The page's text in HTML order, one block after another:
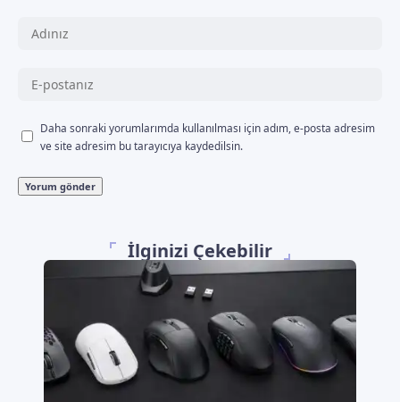
Daha sonraki yorumlarımda kullanılması için adım, e-posta adresim
ve site adresim bu tarayıcıya kaydedilsin.
İlginizi Çekebilir